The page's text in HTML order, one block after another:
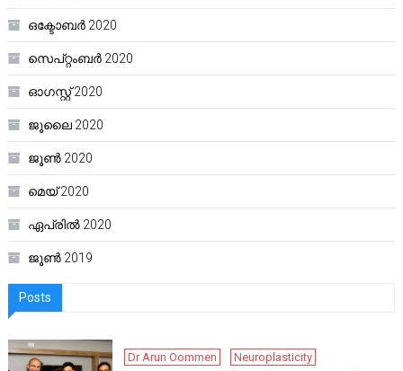
ഒക്ടോബർ 2020
സെപ്റ്റംബർ 2020
ഓഗസ്റ്റ്‌ 2020
ജൂലൈ 2020
ജൂൺ 2020
മെയ്‌ 2020
ഏപ്രിൽ 2020
ജൂൺ 2019
Posts
Dr Arun Oommen
Neuroplasticity